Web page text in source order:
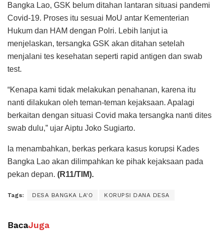
Bangka Lao, GSK belum ditahan lantaran situasi pandemi
Covid-19. Proses itu sesuai MoU antar Kementerian
Hukum dan HAM dengan Polri. Lebih lanjut ia
menjelaskan, tersangka GSK akan ditahan setelah
menjalani tes kesehatan seperti rapid antigen dan swab
test.
“Kenapa kami tidak melakukan penahanan, karena itu
nanti dilakukan oleh teman-teman kejaksaan. Apalagi
berkaitan dengan situasi Covid maka tersangka nanti dites
swab dulu,” ujar Aiptu Joko Sugiarto.
Ia menambahkan, berkas perkara kasus korupsi Kades
Bangka Lao akan dilimpahkan ke pihak kejaksaan pada
pekan depan. (R11/TIM).
Tags: DESA BANGKA LA'O KORUPSI DANA DESA
BacaJuga